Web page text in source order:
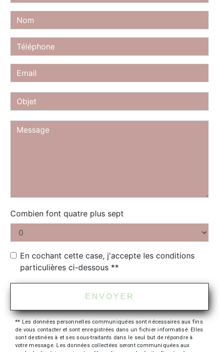
Combien font quatre plus sept
En cochant cette case, j'accepte les conditions
particulières ci-dessous **
ENVOYER
** Les données personnelles communiquées sont nécessaires aux fins
de vous contacter et sont enregistrées dans un fichier informatisé. Elles
sont destinées à et ses sous-traitants dans le seul but de répondre à
votre message. Les données collectées seront communiquées aux